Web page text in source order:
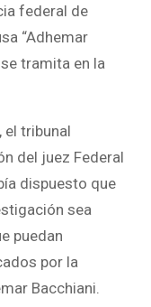
federal de
“Adhemar
tramita en la
el tribunal
del juez Federal
dispuesto que
sea
puedan
por la
Bacchiani.